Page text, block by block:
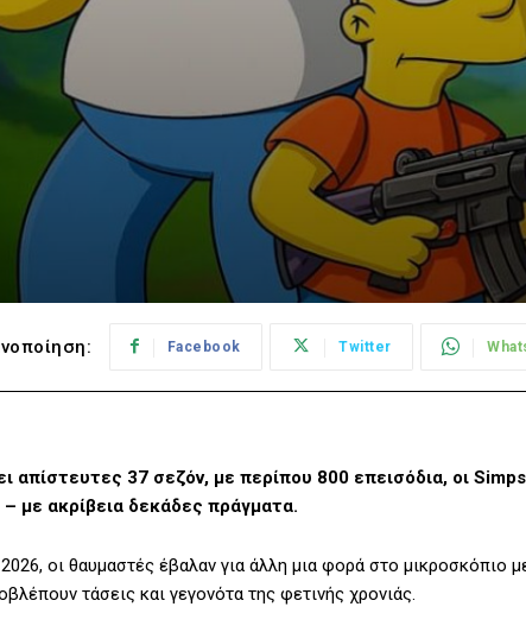
Facebook Twitter
απίστευτες 37 σεζόν, με περίπου 800 επεισόδια, οι
με ακρίβεια δεκάδες πράγματα.
οι θαυμαστές έβαλαν για άλλη μια φορά στο μικροσκόπιο
τάσεις και γεγονότα της φετινής χρονιάς.